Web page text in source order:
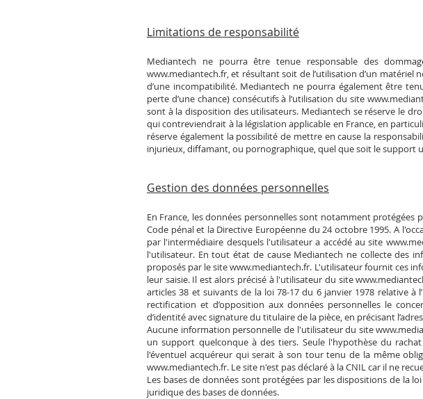
Limitations de responsabilité
Mediantech ne pourra être tenue responsable des
www.mediantech.fr, et résultant soit de l’utilisation d’un matériel
d’une incompatibilité. Mediantech ne pourra également être
perte d’une chance) consécutifs à l’utilisation du site
sont à la disposition des utilisateurs. Mediantech se réserve le
qui contreviendrait à la législation applicable en France, en
réserve également la possibilité de mettre en cause la
injurieux, diffamant, ou pornographique, quel que soit le support
Gestion des données personnelles
En France, les données personnelles sont notamment protégées
Code pénal et la Directive Européenne du 24 octobre 1995. A
par l'intermédiaire desquels l'utilisateur a accédé au site
l'utilisateur. En tout état de cause Mediantech ne collecte des
proposés par le sitewww.mediantech.fr. L'utilisateur fournit ces
leur saisie. Il est alors précisé à l'utilisateur du site
articles 38 et suivants de la loi 78-17 du 6 janvier 1978 relative
rectification et d’opposition aux données personnelles le
d’identité avec signature du titulaire de la pièce, en précisant
Aucune information personnelle de l'utilisateur du site
un support quelconque à des tiers. Seule l'hypothèse du
l'éventuel acquéreur qui serait à son tour tenu de la même
www.mediantech.fr. Le site n'est pas déclaré à la CNIL car il ne
Les bases de données sont protégées par les dispositions de la
juridique des bases de données.